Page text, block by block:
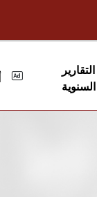
التقارير
السنوية